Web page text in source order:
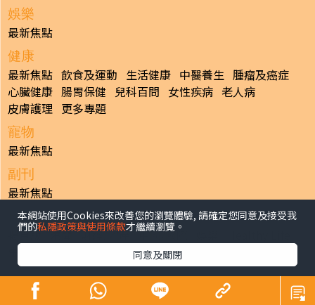
娛樂
最新焦點
健康
最新焦點 飲食及運動 生活健康 中醫養生 腫瘤及癌症
心臟健康 腸胃保健 兒科百問 女性疾病 老人病
皮膚護理 更多專題
寵物
最新焦點
副刊
最新焦點
日報
揭頁版 港聞 財經/地產 中國/國際
生活副刊
體育 專題/人物
香港經濟日報版權所有©2026
本網站使用Cookies來改善您的瀏覽體驗, 請確定您同意及接受我
們的私隱政策與使用條款才繼續瀏覽。
同意及關閉